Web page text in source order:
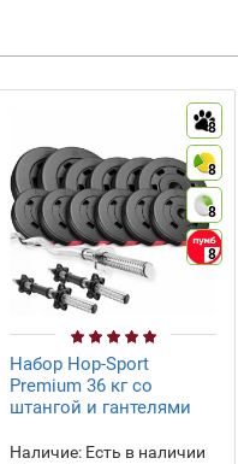
8
8
8
8
Набор Hop-Sport
Premium 36 кг со
штангой и гантелями
Наличие: Есть в наличии